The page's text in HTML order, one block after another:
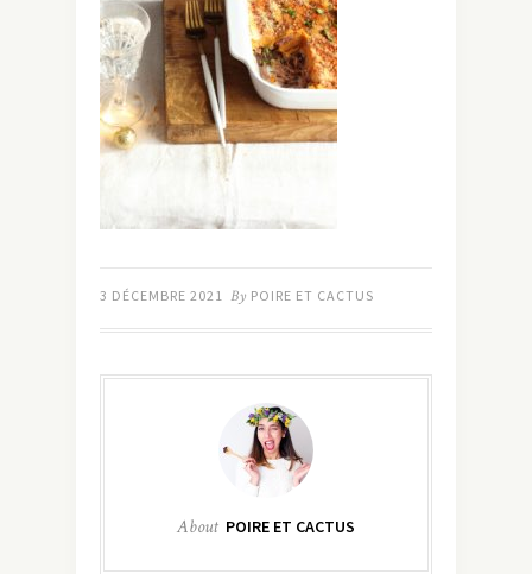
3 DÉCEMBRE 2021 By POIRE ET CACTUS
About POIRE ET CACTUS